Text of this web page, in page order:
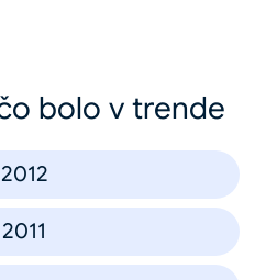
bolo v trende
2012
2011